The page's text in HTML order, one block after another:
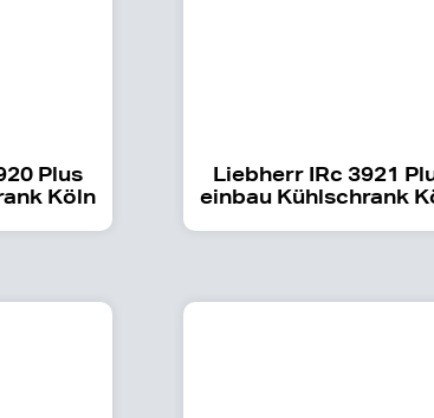
Plus
Köln
Liebherr IRc 3921
einbau Kühlschrank